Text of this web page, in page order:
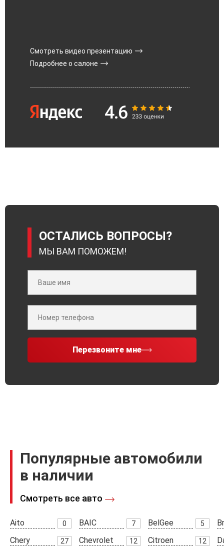
Смотреть видео презентацию
Подробнее о салоне
ОСТАЛИСЬ ВОПРОСЫ?
МЫ ВАМ ПОМОЖЕМ!
Перезвоните мне
Популярные автомобили
в наличии
Смотреть все авто
Aito 0 BAIC 7 BelGee 5
Chery
27 Chevrolet 12 Citroen 12